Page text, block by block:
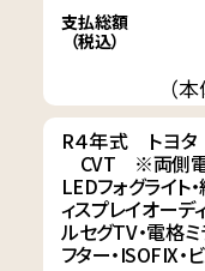
支払総額
（税込）
（
R４年式 トヨ
CVT ※両側電動
LEDフォグライト
ィスプレイオーデ
ルセグTV・電格ミ
フター・ISOFIX・